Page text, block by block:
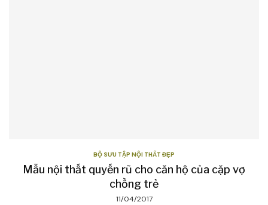
BỘ SƯU TẬP NỘI THẤT ĐẸP
Mẫu nội thất quyến rũ cho căn hộ của cặp vợ
chồng trẻ
11/04/2017